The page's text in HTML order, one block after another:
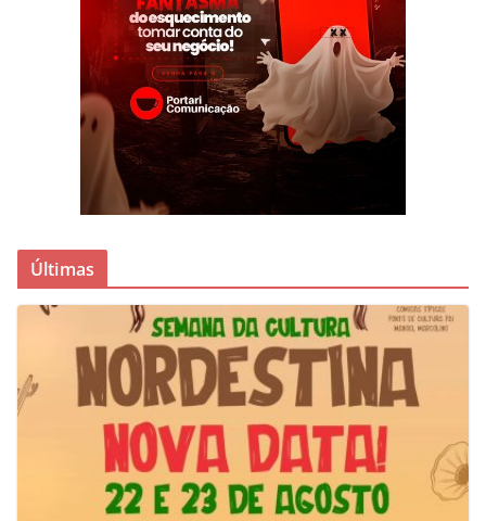
Últimas